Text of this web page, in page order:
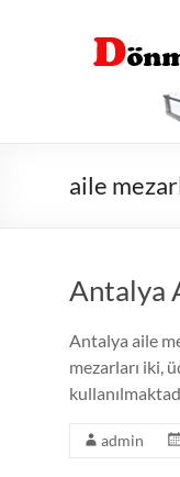
aile
Antalya
Antalya aile
mezarları iki,
admin